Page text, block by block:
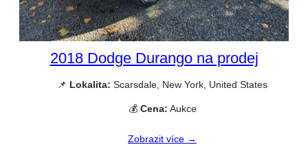
2018 Dodge Durango na prodej
📌 Lokalita: Scarsdale, New York, United States
💰 Cena: Aukce
Zobrazit více →